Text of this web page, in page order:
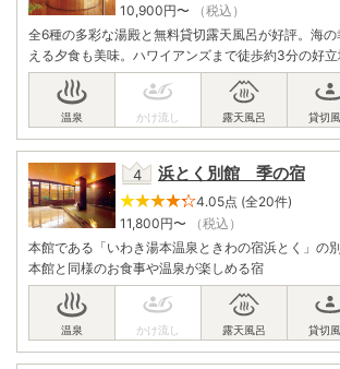
10,900円〜
（税込）
全6種の多彩な湯殿と無料貸切露天風呂が好評。海
える夕食も美味。ハワイアンズまで徒歩約3分の好
浜とく別館 季の宿
4.05点 (全20件)
11,800円〜
（税込）
本館である「いわき湯本温泉ときわの宿浜とく」の
本館と同様のお食事や温泉が楽しめる宿